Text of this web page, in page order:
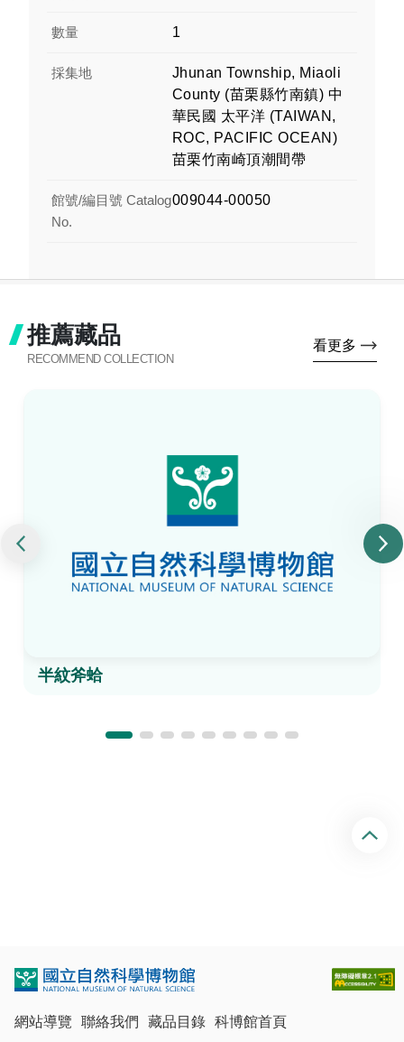
數量 1
採集地
Jhunan Township, Miaoli
County (苗栗縣竹南鎮) 中
華民國 太平洋 (TAIWAN,
ROC, PACIFIC OCEAN)
苗栗竹南崎頂潮間帶
館號/編目號 Catalog
No.
009044-00050
推薦藏品
RECOMMEND COLLECTION
看更多
半紋斧蛤
網站導覽 聯絡我們 藏品目錄 科博館首頁
回
頂
端